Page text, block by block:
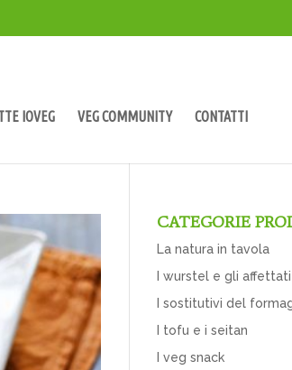
IOVEG VEG COMMUNITY CONTATTI
CATEGORIE
La natura in tavola
I wurstel e gli
I sostitutivi del
I tofu e i seitan
I veg snack